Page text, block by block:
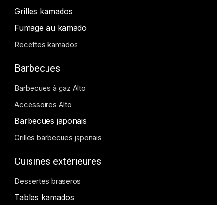
Grilles kamados
Fumage au kamado
Recettes kamados
Barbecues
Barbecues à gaz Alto
Accessoires Alto
Barbecues japonais
Grilles barbecues japonais
Cuisines extérieures
Dessertes braseros
Tables kamados